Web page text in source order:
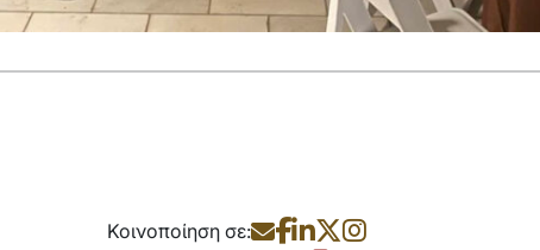
Κοινοποίηση σε: